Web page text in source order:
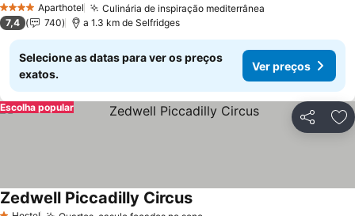
4 EstrelasAparthotel Culinária de inspiração mediterrânea
7,4 740 a 1.3 km de Selfridges
Selecione as datas para ver os preços
exatos.
Ver preços
Partilhar
Escolha popular
Zedwell Piccadilly Circus